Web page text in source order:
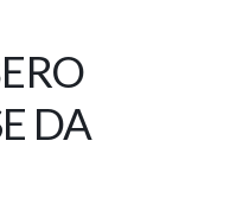
DA